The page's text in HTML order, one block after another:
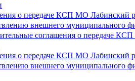
о передаче КСП МО Лабинский
внешнего муниципального
соглашения о передаче
о передаче КСП МО Лабинский
внешнего муниципального